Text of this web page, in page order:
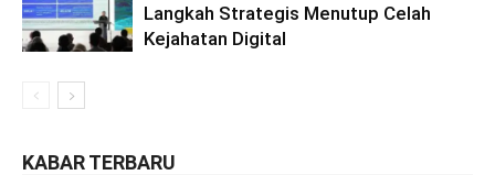
Langkah Strategis Menutup Celah
Kejahatan Digital
KABAR TERBARU